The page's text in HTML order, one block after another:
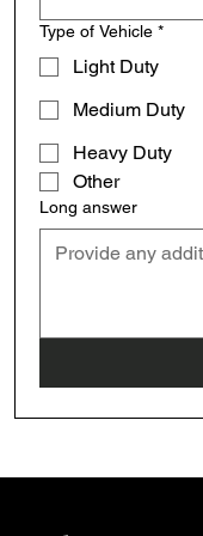
Type of Vehicle *
Light Duty
Medium Duty
Heavy Duty
Other
Long answer